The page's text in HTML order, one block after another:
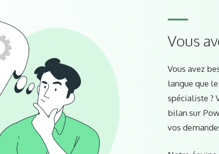
Vous
Vous avez
langue que
spécialiste ?
bilan sur
vos